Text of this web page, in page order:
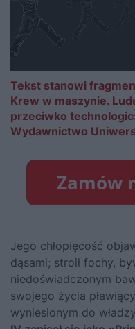
Tekst stanowi
Krew w maszynie.
przeciwko
Wydawnictwo
Jego chłopięcość
dąsami; stroił fochy,
niedoświadczonym
swojego życia
wyniesionym do